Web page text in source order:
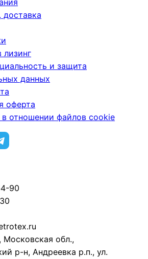
доставка
лизинг
и защита
данных
оферта
в отношении файлов cookie
90
Московская обл.,
р-н, Андреевка р.п., ул.